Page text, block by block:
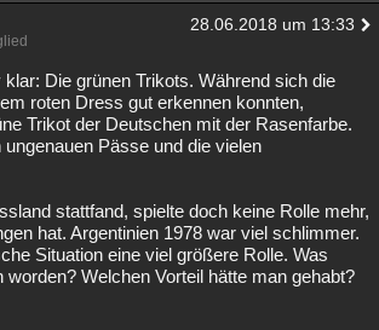
28.06.2018 um 13:33
Die grünen Trikots. Während sich die
roten Dress gut erkennen konnten,
Trikot der Deutschen mit der Rasenfarbe.
Pässe und die vielen
stattfand, spielte doch keine Rolle mehr,
hat. Argentinien 1978 war viel schlimmer.
Situation eine viel größere Rolle. Was
worden? Welchen Vorteil hätte man gehabt?